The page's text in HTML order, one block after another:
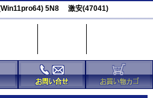
(Win11pro64) 5N8 激安(47041)